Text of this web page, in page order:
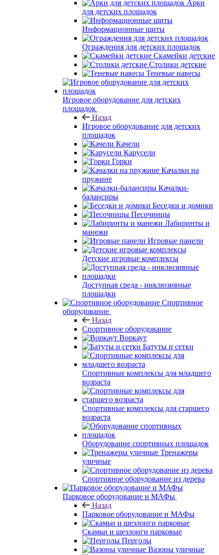
Арки
для детских площадок
Информационные щиты
Ограждения для детских площадок
Скамейки детские
Столики детские
Теневые навесы
Игровое оборудование для детских
площадок
Назад
Игровое оборудование для детских
площадок
Качели
Карусели
Горки
Качалки на
пружине
Качалки-
балансиры
Беседки и домики
Песочницы
Лабиринты и
манежи
Игровые панели
Детские игровые комплексы
Доступная среда - инклюзивные
площадки
Спортивное
оборудование
Назад
Спортивное оборудование
Воркаут
Батуты и сетки
Спортивные комплексы для младшего
возраста
Спортивные комплексы для старшего
возраста
Оборудование спортивных площадок
Тренажеры
уличные
Спортивное оборудование из дерева
Парковое оборудование и МАФы
Назад
Парковое оборудование и МАФы
Скамьи и шезлонги парковые
Перголы
Вазоны уличные